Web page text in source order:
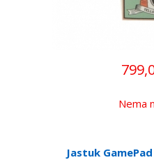
Nema
Jastuk